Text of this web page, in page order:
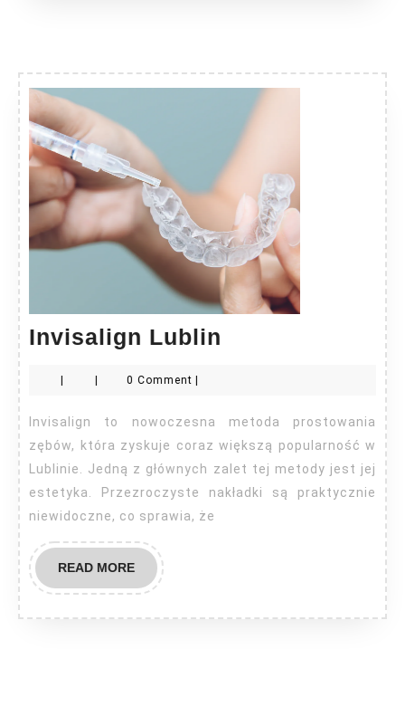
Invisalign Lublin
0 Comment
zębów, która zyskuje coraz większą popularność w
Lublinie. Jedną z głównych zalet tej metody jest jej
estetyka. Przezroczyste nakładki są praktycznie
niewidoczne, co sprawia, że
READ MOREREAD
MORE